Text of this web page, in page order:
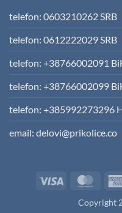
telefon: 0603210262 SRB
telefon: 0612222029 SRB
telefon: +38766002091
telefon: +38766002099
telefon: +385992273296
email: delovi@prikolice.co
Visa
Copyright